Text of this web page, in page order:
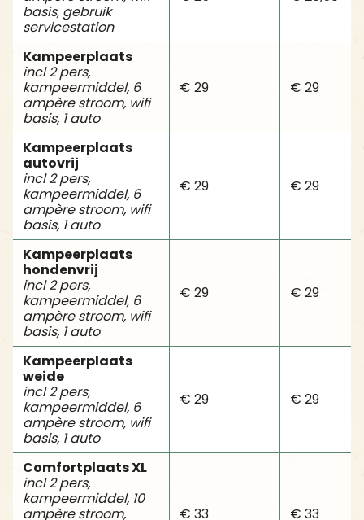
basis, gebruik
servicestation
Kampeerplaats
incl 2 pers,
kampeermiddel, 6
ampère stroom, wifi
basis, 1 auto
€ 29 € 29
Kampeerplaats
autovrij
incl 2 pers,
kampeermiddel, 6
ampère stroom, wifi
basis, 1 auto
€ 29 € 29
Kampeerplaats
hondenvrij
incl 2 pers,
kampeermiddel, 6
ampère stroom, wifi
basis, 1 auto
€ 29 € 29
Kampeerplaats
weide
incl 2 pers,
kampeermiddel, 6
ampère stroom, wifi
basis, 1 auto
€ 29 € 29
Comfortplaats XL
incl 2 pers,
kampeermiddel, 10
ampère stroom,
€ 33 € 33